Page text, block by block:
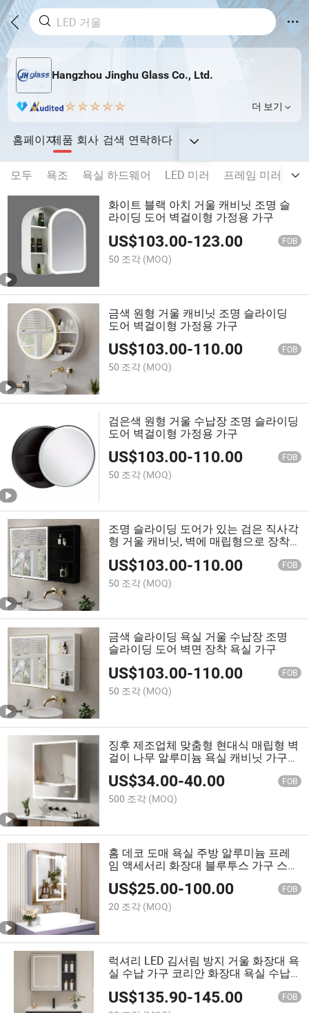
Hangzhou Jinghu Glass Co., Ltd.
더 보기
홈페이지제품 회사 검색 연락하다
모두 욕조 욕실 하드웨어 LED 미러 프레임 미러
프
화이트 블랙 아치 거울 캐비닛 조명 슬
라이딩 도어 벽걸이형 가정용 가구
US$103.00-123.00 FOB
50 조각 (MOQ)
금색 원형 거울 캐비닛 조명 슬라이딩
도어 벽걸이형 가정용 가구
US$103.00-110.00 FOB
50 조각 (MOQ)
검은색 원형 거울 수납장 조명 슬라이딩
도어 벽걸이형 가정용 가구
US$103.00-110.00 FOB
50 조각 (MOQ)
조명 슬라이딩 도어가 있는 검은 직사각
형 거울 캐비닛, 벽에 매립형으로 장착된
US$103.00-110.00 FOB
50 조각 (MOQ)
금색 슬라이딩 욕실 거울 수납장 조명
슬라이딩 도어 벽면 장착 욕실 가구
US$103.00-110.00 FOB
50 조각 (MOQ)
징후 제조업체 맞춤형 현대식 매립형 벽
걸이 나무 알루미늄 욕실 캐비닛 가구
위생용 세면대 LED 거울 캐비닛
US$34.00-40.00 FOB
500 조각 (MOQ)
홈 데코 도매 욕실 주방 알루미늄 프레
임 액세서리 화장대 블루투스 가구 스마
트 조명 LED 약장
US$25.00-100.00 FOB
20 조각 (MOQ)
럭셔리 LED 김서림 방지 거울 화장대 욕
실 수납 가구 코리안 화장대 욕실 수납
US$135.90-145.00 FOB